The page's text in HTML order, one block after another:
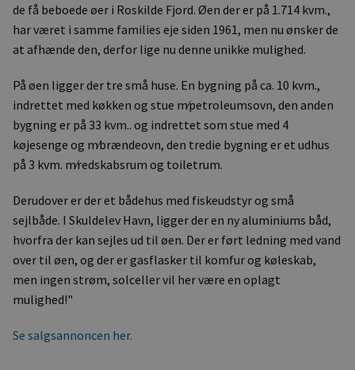
de få beboede øer i Roskilde Fjord. Øen der er på 1.714 kvm.,
har været i samme families eje siden 1961, men nu ønsker de
at afhænde den, derfor lige nu denne unikke mulighed.
På øen ligger der tre små huse. En bygning på ca. 10 kvm.,
indrettet med køkken og stue m⁄petroleumsovn, den anden
bygning er på 33 kvm.. og indrettet som stue med 4
køjesenge og m⁄brændeovn, den tredie bygning er et udhus
på 3 kvm. m⁄redskabsrum og toiletrum.
Derudover er der et bådehus med fiskeudstyr og små
sejlbåde. I Skuldelev Havn, ligger der en ny aluminiums båd,
hvorfra der kan sejles ud til øen. Der er ført ledning med vand
over til øen, og der er gasflasker til komfur og køleskab,
men ingen strøm, solceller vil her være en oplagt
mulighed!"
Se salgsannoncen her.